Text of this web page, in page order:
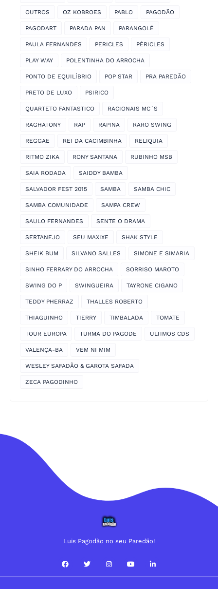
OUTROS OZ KOBROES PABLO PAGODÃO
PAGODART PARADA PAN PARANGOLÉ
PAULA FERNANDES PERICLES PÉRICLES
PLAY WAY POLENTINHA DO ARROCHA
PONTO DE EQUILÍBRIO POP STAR PRA PAREDÃO
PRETO DE LUXO PSIRICO
QUARTETO FANTASTICO RACIONAIS MC´S
RAGHATONY RAP RAPINA RARO SWING
REGGAE REI DA CACIMBINHA RELIQUIA
RITMO ZIKA RONY SANTANA RUBINHO MSB
SAIA RODADA SAIDDY BAMBA
SALVADOR FEST 2015 SAMBA SAMBA CHIC
SAMBA COMUNIDADE SAMPA CREW
SAULO FERNANDES SENTE O DRAMA
SERTANEJO SEU MAXIXE SHAK STYLE
SHEIK BUM SILVANO SALLES SIMONE E SIMARIA
SINHO FERRARY DO ARROCHA SORRISO MAROTO
SWING DO P SWINGUEIRA TAYRONE CIGANO
TEDDY PHERRAZ THALLES ROBERTO
THIAGUINHO TIERRY TIMBALADA TOMATE
TOUR EUROPA TURMA DO PAGODE ULTIMOS CDS
VALENÇA-BA VEM NI MIM
WESLEY SAFADÃO & GAROTA SAFADA
ZECA PAGODINHO
Luis Pagodão no seu Paredão!